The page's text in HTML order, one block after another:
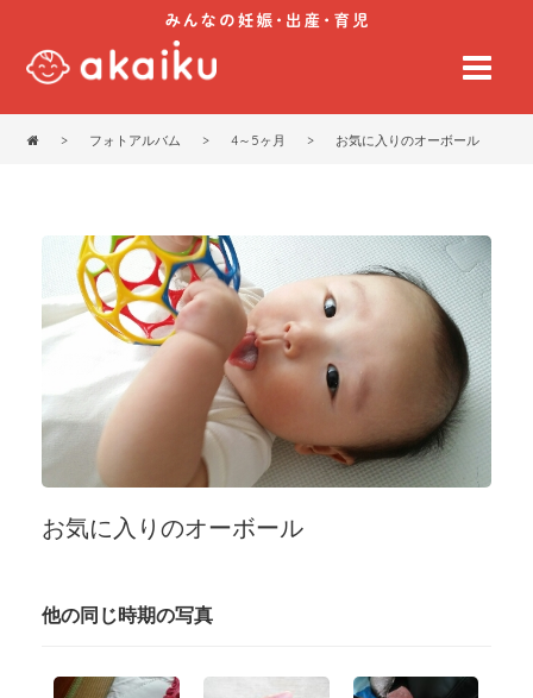
> フォトアルバム > 4～5ヶ月 > お気に入りのオーボール
お気に入りのオーボール
他の同じ時期の写真